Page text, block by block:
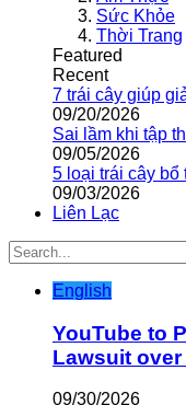
Sức Khỏe
Thời Trang
Featured
Recent
7 trái cây giúp
09/20/2026
Sai lầm khi tập
09/05/2026
5 loại trái cây
09/03/2026
Liên Lạc
English
YouTube to
Lawsuit
09/30/2026